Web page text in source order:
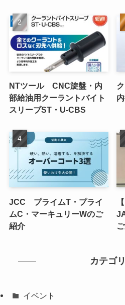
NTツール CNC旋盤・内
部給油用クーラントバイト
スリーブST・U-CBS
JCC プライムT・プライ
ムC・マーキュリーWのご
紹介
カテゴ
イベント